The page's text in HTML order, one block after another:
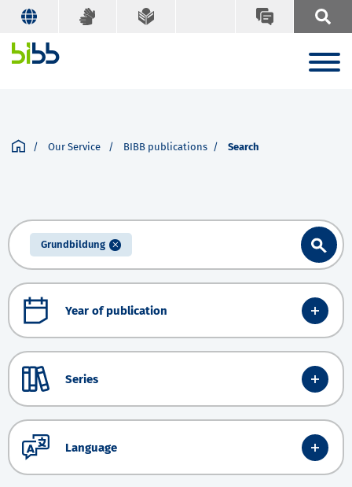
Our Service BIBB publications Search
Grundbildung
Year of publication
Series
Language